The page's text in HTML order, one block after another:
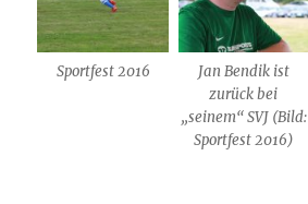
Sportfest 2016
Jan Bendik ist
zurück bei
„seinem“ SVJ (Bild:
Sportfest 2016)